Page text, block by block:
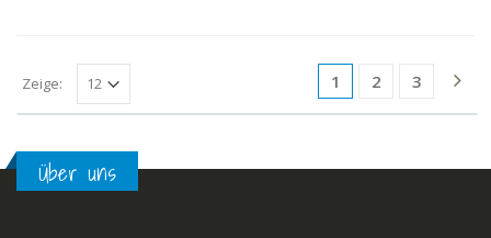
1 2 3
Zeige:
Über uns